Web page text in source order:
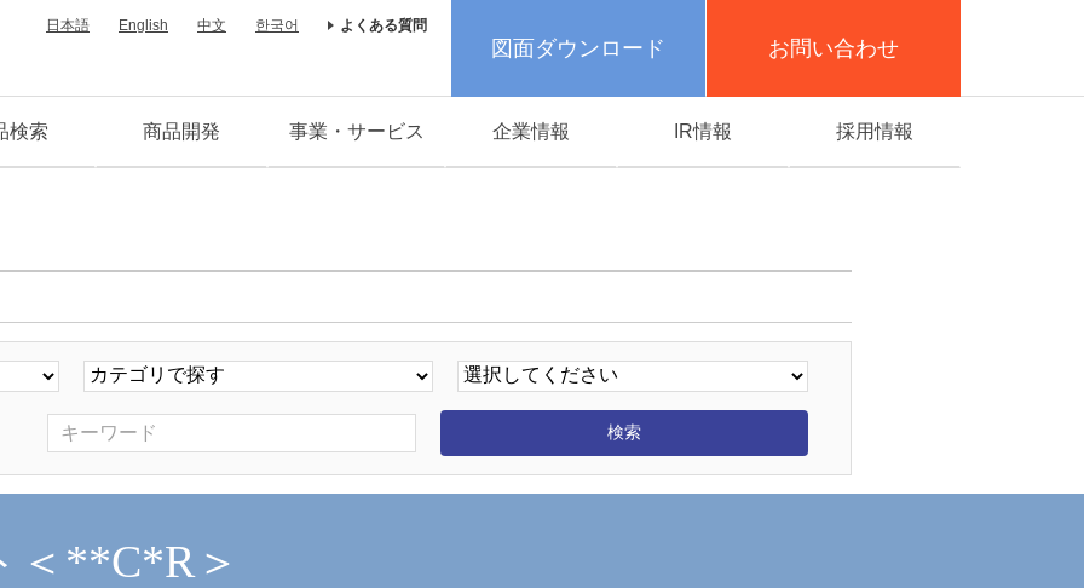
日本語 English 中文 한국어 よくある質問
図面ダウンロード お問い合わせ
検索 商品開発 事業・サービス 企業情報 IR情報 採用情報
＜**C*R＞